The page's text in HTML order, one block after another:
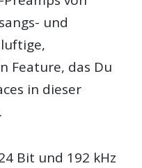
und
Feature, das Du
in dieser
Bit und 192 kHz